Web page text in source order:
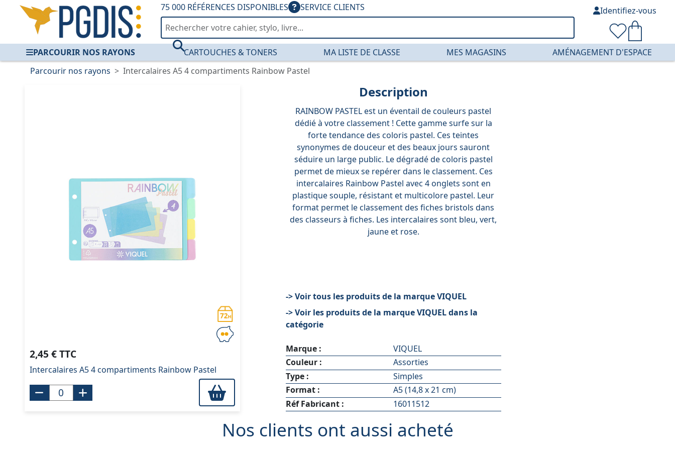
75 000 RÉFÉRENCES DISPONIBLES SERVICE CLIENTS
PARCOURIR NOS RAYONS CARTOUCHES & TONERS MA LISTE DE CLASSE MES MAGASINS AMÉNAGEMENT D'ESPACE
Identifiez-vous
Parcourir nos rayons Intercalaires A5 4 compartiments Rainbow Pastel
2,45 € TTC
Intercalaires A5 4 compartiments Rainbow Pastel
Description
RAINBOW PASTEL est un éventail de couleurs pastel
dédié à votre classement ! Cette gamme surfe sur la
forte tendance des coloris pastel. Ces teintes
synonymes de douceur et des beaux jours sauront
séduire un large public. Le dégradé de coloris pastel
permet de mieux se repérer dans le classement. Ces
intercalaires Rainbow Pastel avec 4 onglets sont en
plastique souple, résistant et multicolore pastel. Leur
format permet le classement des fiches bristols dans
des classeurs à fiches. Les intercalaires sont bleu, vert,
jaune et rose.
-> Voir tous les produits de la marque VIQUEL
-> Voir les produits de la marque VIQUEL dans la
catégorie
Marque :
VIQUEL
Couleur :
Assorties
Type :
Simples
Format :
A5 (14,8 x 21 cm)
Réf Fabricant :
16011512
Nos clients ont aussi acheté